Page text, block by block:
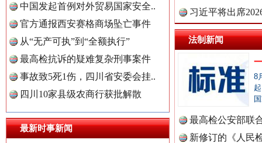
中国发起首例对外贸易国家安全..
官方通报西安赛格商场坠亡事件
从“无产可执”到“全额执行”
最高检抗诉的疑难复杂刑事案件
事故致5死1伤，四川省安委会挂..
四川10家县级农商行获批解散
最新时事新闻
习近平将出席
球治理..
法制新闻
8
最高检公安部联
周岁未..
新修订的《人民
中国全民新闻网.
红船起航处 潮起向未来 广州首